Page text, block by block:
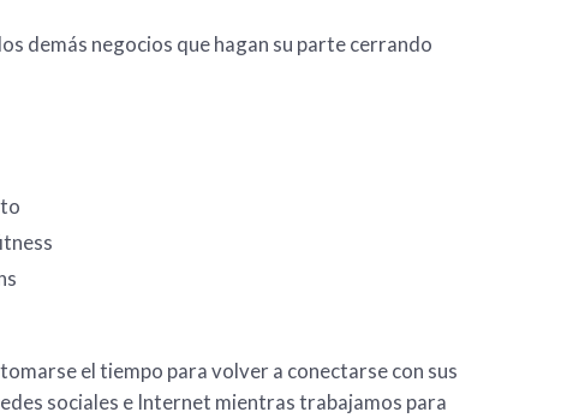
demás negocios que hagan su parte cerrando
el tiempo para volver a conectarse con sus
sociales e Internet mientras trabajamos para